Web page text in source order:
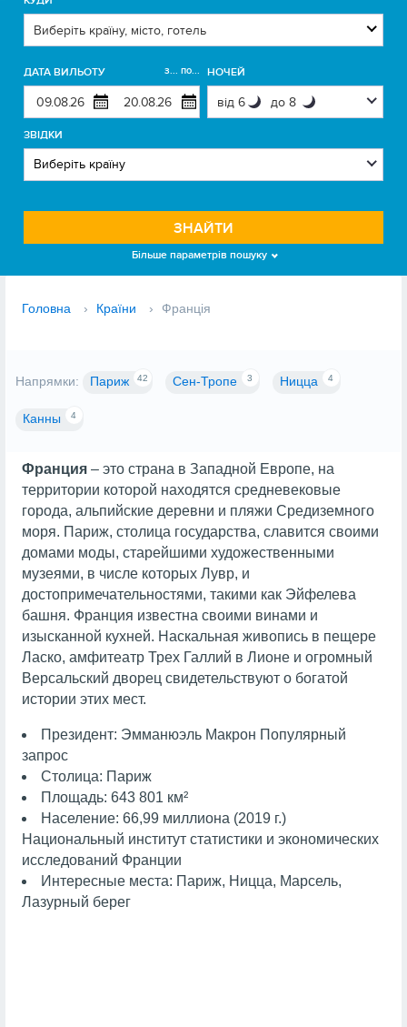
ДАТА ВИЛЬОТУ з... по... НОЧЕЙ
ЗВІДКИ
ЗНАЙТИ
Більше параметрів пошуку
Головна › Країни › Франція
Напрямки: Париж 42 Сен-Тропе 3 Ницца 4
Канны 4
Франция– это страна в Западной Европе, на
территории которой находятся средневековые
города, альпийские деревни и пляжи Средиземного
моря. Париж, столица государства, славится своими
домами моды, старейшими художественными
музеями, в числе которых Лувр, и
достопримечательностями, такими как Эйфелева
башня. Франция известна своими винами и
изысканной кухней. Наскальная живопись в пещере
Ласко, амфитеатр Трех Галлий в Лионе и огромный
Версальский дворец свидетельствуют о богатой
истории этих мест.
Президент: Эмманюэль Макрон Популярный
запрос
Столица: Париж
Площадь: 643 801 км²
Население: 66,99 миллиона (2019 г.)
Национальный институт статистики и экономических
исследований Франции
Интересные места: Париж, Ницца, Марсель,
Лазурный берег